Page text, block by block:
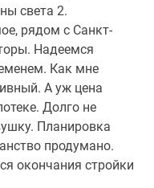
света 2.
рядом с Санкт-
Надеемся
Как мне
А уж цена
Долго не
Планировка
продумано.
окончания стройки